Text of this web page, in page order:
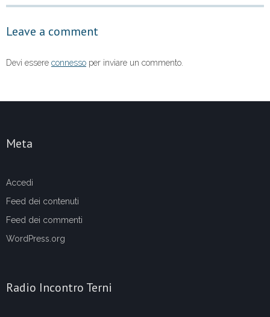
k
Leave a comment
Devi essere connesso per inviare un commento.
Meta
Accedi
Feed dei contenuti
Feed dei commenti
WordPress.org
Radio Incontro Terni